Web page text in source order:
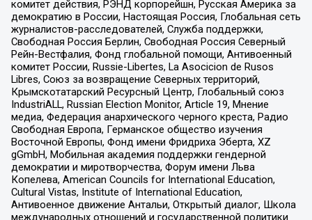
комитет действия, РЭНД корпорейшн, Русская Америка за
демократию в России, Настоящая Россия, Глобальная сеть
журналистов-расследователей, Служба поддержки,
Свободная Россия Берлин, Свободная Россия Северный
Рейн-Вестфалия, Фонд глобальной помощи, Антивоенный
комитет России, Russie-Libertes, La Asocicion de Rusos
Libres, Союз за возвращение Северных территорий,
Крымскотатарский Ресурсный Центр, Глобальный союз
IndustriALL, Russian Election Monitor, Article 19, Мнение
медиа, Федерация анархического черного креста, Радио
Свободная Европа, Германское общество изучения
Восточной Европы, Фонд имени Фридриха Эберта, XZ
gGmbH, Мобильная академия поддержки гендерной
демократии и миротворчества, Форум имени Льва
Копелева, American Councils for International Education,
Cultural Vistas, Institute of International Education,
Антивоенное движение Антальи, Открытый диалог, Школа
международных отношений и государственной политики